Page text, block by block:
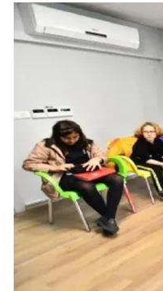
[ 22/07/2026 ]
TEKNOLOJİ
[ 27/07/2026 ]